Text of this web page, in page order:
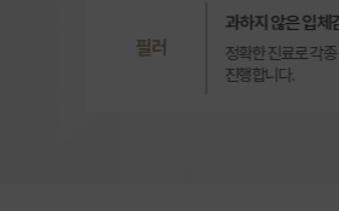
필러
과하지 않은 입체감
정확한 진료로 각종
진행합니다.